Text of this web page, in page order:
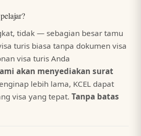
tidak — sebagian besar tamu
turis biasa tanpa dokumen visa
visa turis Anda
akan menyediakan surat
lebih lama, KCEL dapat
visa yang tepat. Tanpa batas